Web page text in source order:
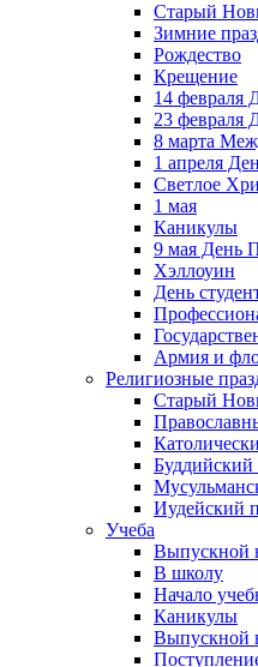
Старый
Зимние
Рождество
Крещение
14 февраля
23 февраля
8 марта
1 апреля
Светлое
1 мая
Каникулы
9 мая День
Хэллоуин
День
Армия и
Религиозные
Старый
Буддийский
Иудейский
Учеба
Выпускной
В школу
Начало
Каникулы
Выпускной